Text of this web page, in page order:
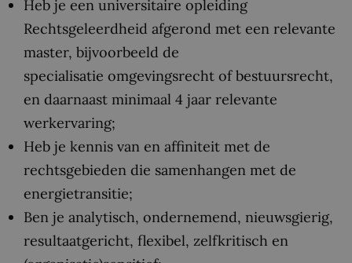
Heb je een universitaire opleiding
Rechtsgeleerdheid afgerond met een relevante
master, bijvoorbeeld de
specialisatie omgevingsrecht of bestuursrecht,
en daarnaast minimaal 4 jaar relevante
werkervaring;
Heb je kennis van en affiniteit met de
rechtsgebieden die samenhangen met de
energietransitie;
Ben je analytisch, ondernemend, nieuwsgierig,
resultaatgericht, flexibel, zelfkritisch en